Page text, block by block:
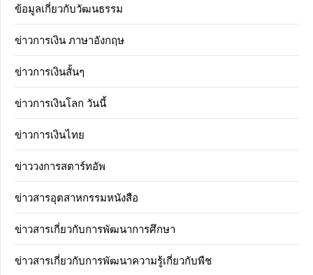
ข้อมูลเกี่ยวกับวัฒนธรรม
ข่าวการเงิน ภาษาอังกฤษ
ข่าวการเงินสั้นๆ
ข่าวการเงินโลก วันนี้
ข่าวการเงินไทย
ข่าววงการสตาร์ทอัพ
ข่าวสารอุตสาหกรรมหนังสือ
ข่าวสารเกี่ยวกับการพัฒนาการศึกษา
ข่าวสารเกี่ยวกับการพัฒนาความรู้เกี่ยวกับพืช